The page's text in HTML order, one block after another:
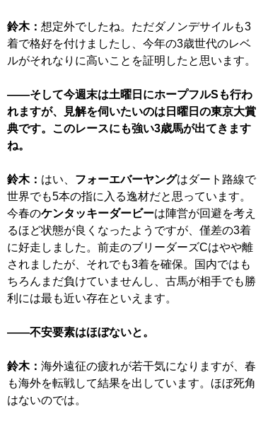
鈴木： 想定外でしたね。ただダノンデサイルも3
着で格好を付けましたし、今年の3歳世代のレベ
ルがそれなりに高いことを証明したと思います。
——そして今週末は土曜日にホープフルSも行わ
れますが、見解を伺いたいのは日曜日の東京大賞
典です。このレースにも強い3歳馬が出てきます
ね。
鈴木： はい、 フォーエバーヤングはダート路線で
世界でも5本の指に入る逸材だと思っています。
今春のケンタッキーダービーは陣営が回避を考え
るほど状態が良くなったようですが、僅差の3着
に好走しました。前走のブリーダーズCはやや離
されましたが、それでも3着を確保。国内ではも
ちろんまだ負けていませんし、古馬が相手でも勝
利には最も近い存在といえます。
——不安要素はほぼないと。
鈴木： 海外遠征の疲れが若干気になりますが、春
も海外を転戦して結果を出しています。ほぼ死角
はないのでは。